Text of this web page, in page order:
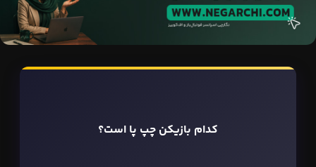
کدام بازیکن چپ پا است؟